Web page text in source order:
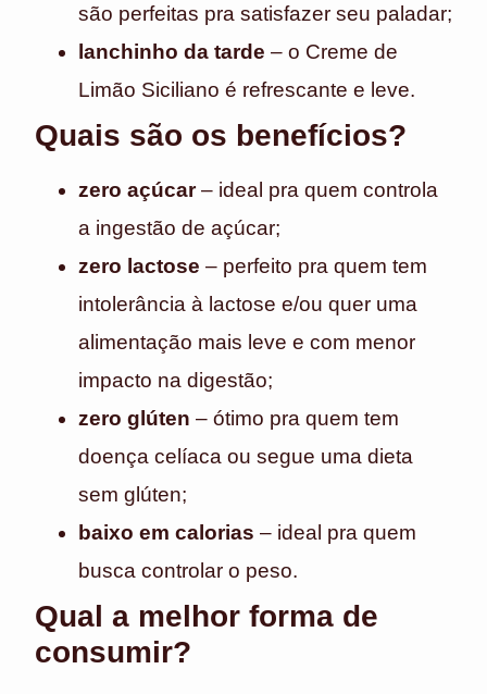
são perfeitas pra satisfazer seu paladar;
lanchinho da tarde – o Creme de
Limão Siciliano é refrescante e leve.
Quais são os benefícios?
zero açúcar– ideal pra quem controla
a ingestão de açúcar;
zero lactose – perfeito pra quem tem
intolerância à lactose e/ou quer uma
alimentação mais leve e com menor
impacto na digestão;
zero glúten – ótimo pra quem tem
doença celíaca ou segue uma dieta
sem glúten;
baixo em calorias – ideal pra quem
busca controlar o peso.
Qual a melhor forma de
consumir?